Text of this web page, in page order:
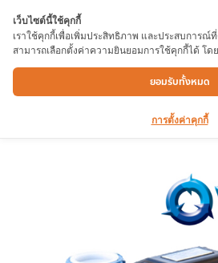
ปั๊มน้ำ VENZ VM200
เว็บไซต์นี้ใช้คุกกี้
เราใช้คุกกี้เพื่อเพิ่มประสิทธิภาพ และประสบการ
สามารถเลือกตั้งค่าความยินยอมการใช้คุกกี้ได้ โด
ยอมรับทั้งหมด
การตั้งค่าคุกกี้